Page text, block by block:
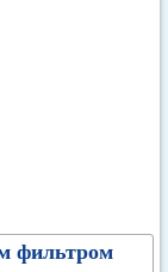
фильтром